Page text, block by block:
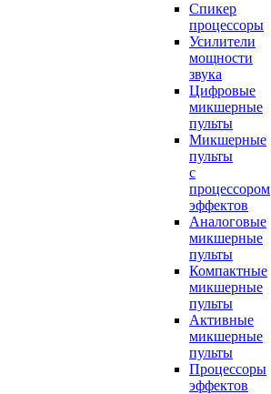
Спикер
процессоры
Усилители
мощности
звука
Цифровые
микшерные
пульты
Микшерные
пульты
с
процессором
эффектов
Аналоговые
микшерные
пульты
Компактные
микшерные
пульты
Активные
микшерные
пульты
Процессоры
эффектов